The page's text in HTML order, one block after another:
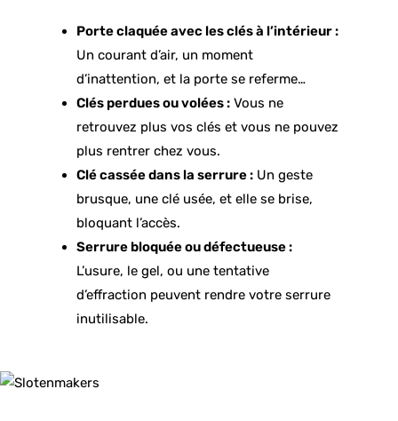
Porte claquée avec les clés à l’intérieur :
Un courant d’air, un moment
d’inattention, et la porte se referme…
Clés perdues ou volées :Vous ne
retrouvez plus vos clés et vous ne pouvez
plus rentrer chez vous.
Clé cassée dans la serrure :Un geste
brusque, une clé usée, et elle se brise,
bloquant l’accès.
Serrure bloquée ou défectueuse :
L’usure, le gel, ou une tentative
d’effraction peuvent rendre votre serrure
inutilisable.